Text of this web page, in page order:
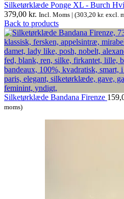
Silketørklæde Ponge XL - Burch
379,00 kr. Incl. Moms | (303,20 kr. excl.
Back to products
Silketørklæde Bandana Firenze
moms)